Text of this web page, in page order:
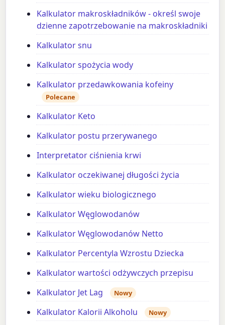
Kalkulator makroskładników - określ swoje
dzienne zapotrzebowanie na makroskładniki
Kalkulator snu
Kalkulator spożycia wody
Kalkulator przedawkowania kofeiny
Polecane
Kalkulator Keto
Kalkulator postu przerywanego
Interpretator ciśnienia krwi
Kalkulator oczekiwanej długości życia
Kalkulator wieku biologicznego
Kalkulator Węglowodanów
Kalkulator Węglowodanów Netto
Kalkulator Percentyla Wzrostu Dziecka
Kalkulator wartości odżywczych przepisu
Kalkulator Jet Lag
Nowy
Kalkulator Kalorii Alkoholu Nowy